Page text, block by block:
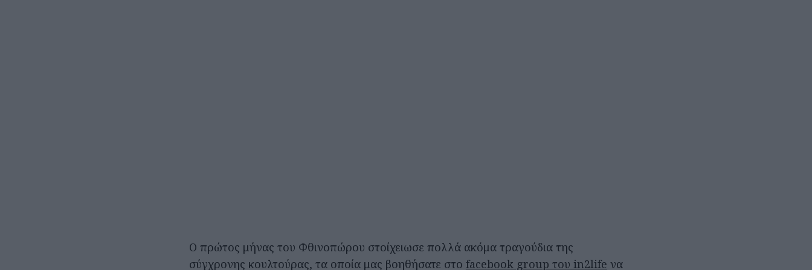
Ο πρώτος μήνας του Φθινοπώρου στοίχειωσε πολλά ακόμα τραγούδια της
σύγχρονης κουλτούρας, τα οποία μας βοηθήσατε στο facebook group του in2life να